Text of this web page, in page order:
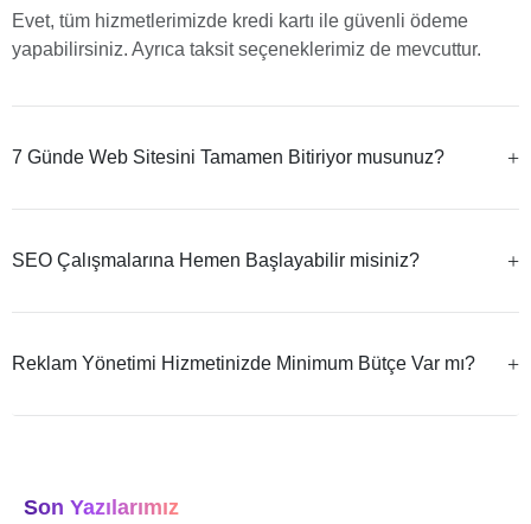
Evet, tüm hizmetlerimizde kredi kartı ile güvenli ödeme
yapabilirsiniz. Ayrıca taksit seçeneklerimiz de mevcuttur.
7 Günde Web Sitesini Tamamen Bitiriyor musunuz?
SEO Çalışmalarına Hemen Başlayabilir misiniz?
Reklam Yönetimi Hizmetinizde Minimum Bütçe Var mı?
Son Yazılarımız